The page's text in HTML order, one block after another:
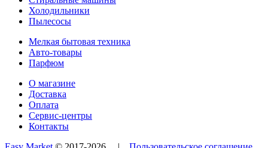
Холодильники
Пылесосы
Мелкая бытовая техника
Авто-товары
Парфюм
О магазине
Доставка
Оплата
Сервис-центры
Контакты